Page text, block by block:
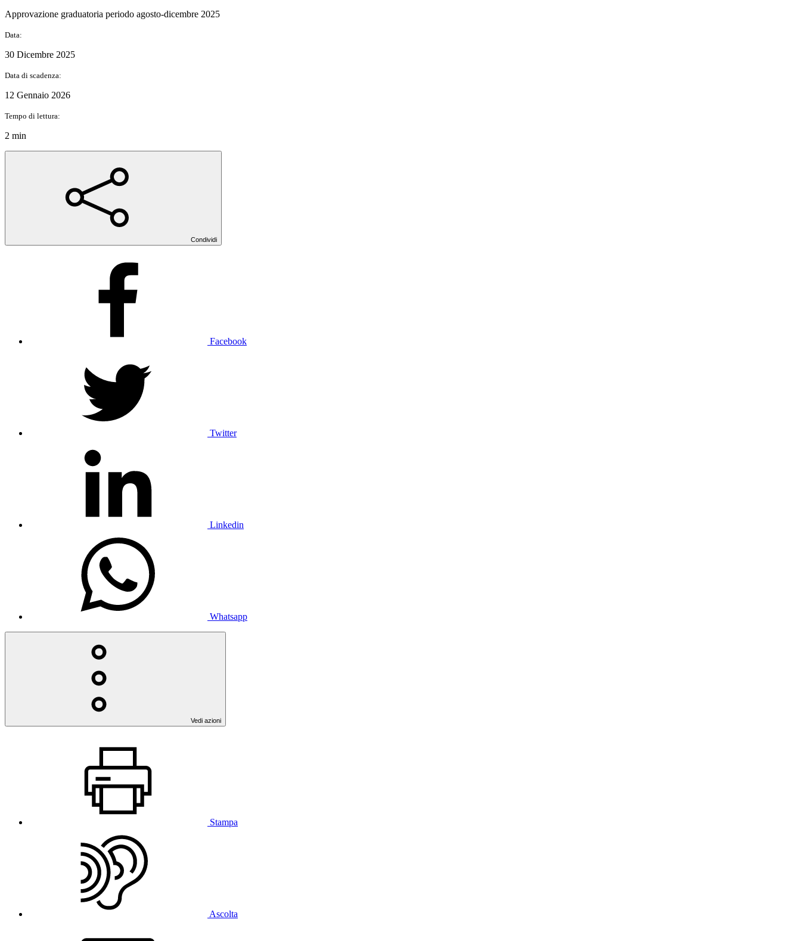
Approvazione graduatoria periodo agosto-dicembre 2025
Data:
30 Dicembre 2025
Data di scadenza:
12 Gennaio 2026
Tempo di lettura:
2 min
Condividi
Facebook
Twitter
Linkedin
Whatsapp
Vedi azioni
Stampa
Ascolta